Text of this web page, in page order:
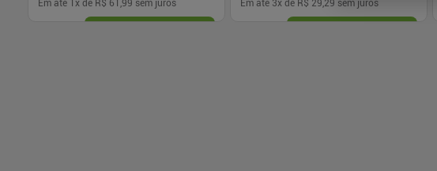
Em até 1 x de R$ 61,99 sem juros Em até 3x de R$ 29,29 sem juros